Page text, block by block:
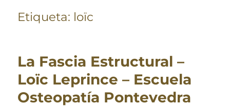
Etiqueta: loïc
La Fascia Estructural –
Loïc Leprince – Escuela
Osteopatía Pontevedra